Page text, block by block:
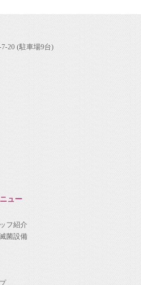
20 (駐車場9台)
ュー
フ紹介
菌設備